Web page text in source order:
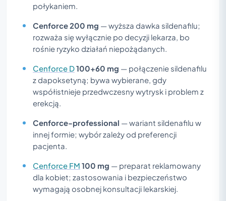
połykaniem.
Cenforce 200 mg — wyższa dawka sildenafilu;
rozważa się wyłącznie po decyzji lekarza, bo
rośnie ryzyko działań niepożądanych.
Cenforce D100+60 mg — połączenie sildenafilu
z dapoksetyną; bywa wybierane, gdy
współistnieje przedwczesny wytrysk i problem z
erekcją.
Cenforce-professional — wariant sildenafilu w
innej formie; wybór zależy od preferencji
pacjenta.
Cenforce FM 100 mg — preparat reklamowany
dla kobiet; zastosowania i bezpieczeństwo
wymagają osobnej konsultacji lekarskiej.